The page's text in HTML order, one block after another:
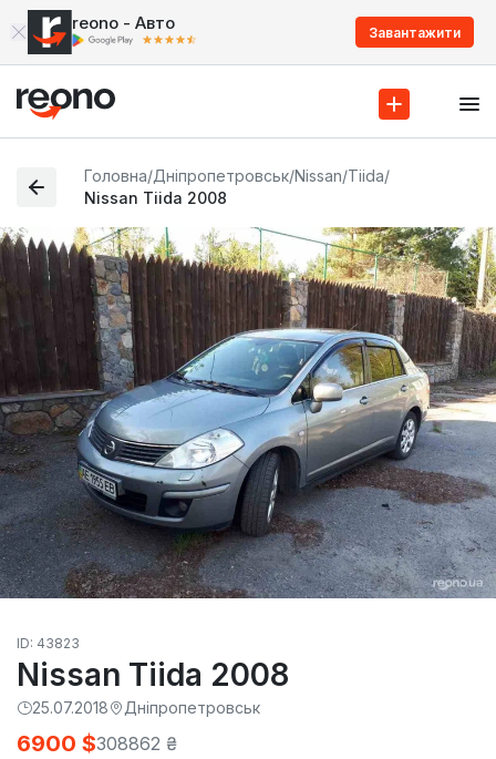
reono - Авто Завантажити
Головна/Дніпропетровськ/Nissan/Tiida/
Nissan Tiida 2008
ID: 43823
Nissan Tiida 2008
25.07.2018 Дніпропетровськ
6900 $308862 ₴